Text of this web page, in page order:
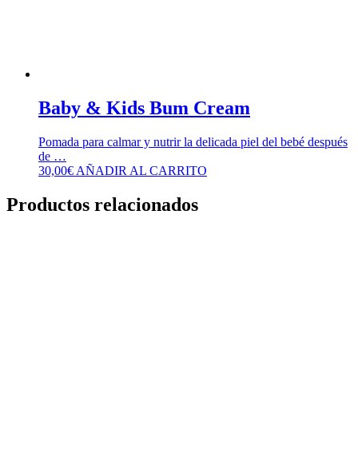
Baby & Kids Bum Cream
Pomada para calmar y nutrir la delicada piel del bebé después
de …
30,00€ AÑADIR AL CARRITO
Productos relacionados